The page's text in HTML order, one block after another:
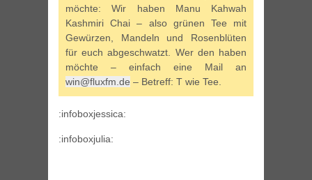
möchte: Wir haben Manu Kahwah
Kashmiri Chai – also grünen Tee mit
Gewürzen, Mandeln und Rosenblüten
für euch abgeschwatzt. Wer den haben
möchte – einfach eine Mail an
win@fluxfm.de – Betreff: T wie Tee.
:infoboxjessica:
:infoboxjulia: